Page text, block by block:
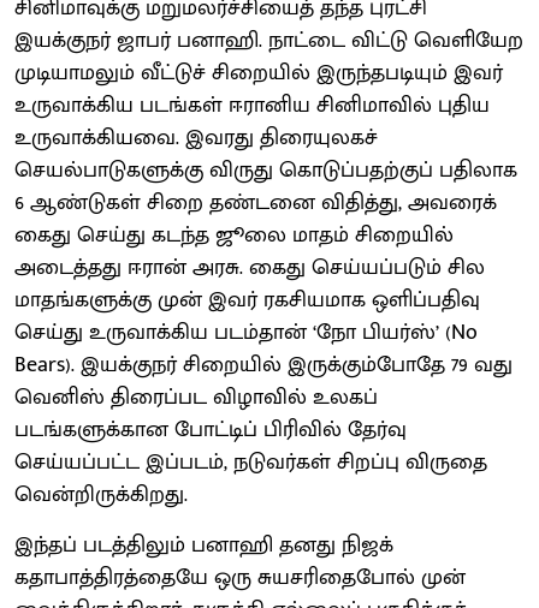
சினிமாவுக்கு மறுமலர்ச்சியைத் தந்த புரட்சி
இயக்குநர் ஜாபர் பனாஹி. நாட்டை விட்டு வெளியேற
முடியாமலும் வீட்டுச் சிறையில் இருந்தபடியும் இவர்
உருவாக்கிய படங்கள் ஈரானிய சினிமாவில் புதிய
உருவாக்கியவை. இவரது திரையுலகச்
செயல்பாடுகளுக்கு விருது கொடுப்பதற்குப் பதிலாக
6 ஆண்டுகள் சிறை தண்டனை விதித்து, அவரைக்
கைது செய்து கடந்த ஜூலை மாதம் சிறையில்
அடைத்தது ஈரான் அரசு. கைது செய்யப்படும் சில
மாதங்களுக்கு முன் இவர் ரகசியமாக ஒளிப்பதிவு
செய்து உருவாக்கிய படம்தான் ‘நோ பியர்ஸ்’ (No
Bears). இயக்குநர் சிறையில் இருக்கும்போதே 79 வது
வெனிஸ் திரைப்பட விழாவில் உலகப்
படங்களுக்கான போட்டிப் பிரிவில் தேர்வு
செய்யப்பட்ட இப்படம், நடுவர்கள் சிறப்பு விருதை
வென்றிருக்கிறது.
இந்தப் படத்திலும் பனாஹி தனது நிஜக்
கதாபாத்திரத்தையே ஒரு சுயசரிதைபோல் முன்